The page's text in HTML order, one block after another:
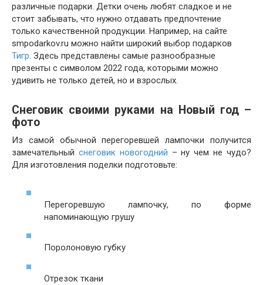
различные подарки. Детки очень любят сладкое и не
стоит забывать, что нужно отдавать предпочтение
только качественной продукции. Например, на сайте
smpodarkov.ru можно найти широкий выбор подарков
Тигр. Здесь представлены самые разнообразные
презенты с символом 2022 года, которыми можно
удивить не только детей, но и взрослых.
Снеговик своими руками на Новый год –
фото
Из самой обычной перегоревшей лампочки получится
замечательный снеговик новогодний – ну чем не чудо?
Для изготовления поделки подготовьте:
Перегоревшую лампочку, по форме
напоминающую грушу
Поролоновую губку
Отрезок ткани